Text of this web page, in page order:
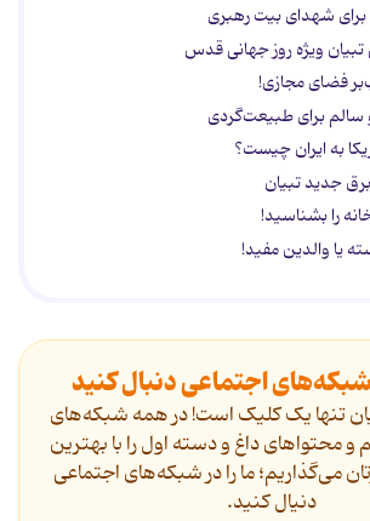
برای شهدای بیت رهبری
ویژه روز جهانی قدس
فضای مجازی!
به ایران چیست؟
برق جدید تبیان
را بشناسید!
یا والدین مفید!
شبکه‌های اجتماعی دنبال کنید
تنها یک کلیک است! در همه شبکه‌های
محتواهای داغ و دسته اول را با بهترین
می‌گذاریم؛ ما را در شبکه‌های اجتماعی
دنیال کنید.